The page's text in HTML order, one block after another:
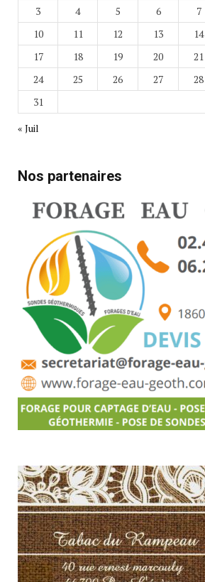
3
4 5 6 7
10
11 12 13 14
17
18 19 20 21
24
25 26 27 28
31
« Juil
Nos partenaires